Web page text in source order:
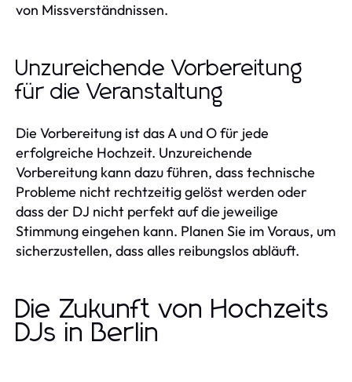
von Missverständnissen.
Unzureichende Vorbereitung
für die Veranstaltung
Die Vorbereitung ist das A und O für jede
erfolgreiche Hochzeit. Unzureichende
Vorbereitung kann dazu führen, dass technische
Probleme nicht rechtzeitig gelöst werden oder
dass der DJ nicht perfekt auf die jeweilige
Stimmung eingehen kann. Planen Sie im Voraus, um
sicherzustellen, dass alles reibungslos abläuft.
Die Zukunft von Hochzeits
DJs in Berlin